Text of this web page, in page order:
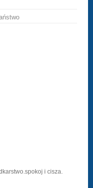
i cisza.